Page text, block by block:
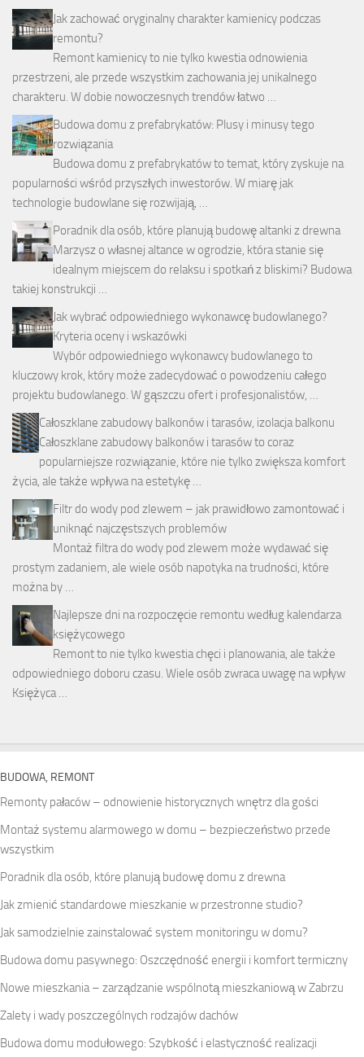
Jak zachować oryginalny charakter kamienicy podczas
remontu?
Remont kamienicy to nie tylko kwestia odnowienia
przestrzeni, ale przede wszystkim zachowania jej unikalnego
charakteru. W dobie nowoczesnych trendów łatwo …
Budowa domu z prefabrykatów: Plusy i minusy tego
rozwiązania
Budowa domu z prefabrykatów to temat, który zyskuje na
popularności wśród przyszłych inwestorów. W miarę jak
technologie budowlane się rozwijają, …
Poradnik dla osób, które planują budowę altanki z drewna
Marzysz o własnej altance w ogrodzie, która stanie się
idealnym miejscem do relaksu i spotkań z bliskimi? Budowa
takiej konstrukcji …
Jak wybrać odpowiedniego wykonawcę budowlanego?
Kryteria oceny i wskazówki
Wybór odpowiedniego wykonawcy budowlanego to
kluczowy krok, który może zadecydować o powodzeniu całego
projektu budowlanego. W gąszczu ofert i profesjonalistów, …
Całoszklane zabudowy balkonów i tarasów, izolacja balkonu
Całoszklane zabudowy balkonów i tarasów to coraz
popularniejsze rozwiązanie, które nie tylko zwiększa komfort
życia, ale także wpływa na estetykę …
Filtr do wody pod zlewem – jak prawidłowo zamontować i
uniknąć najczęstszych problemów
Montaż filtra do wody pod zlewem może wydawać się
prostym zadaniem, ale wiele osób napotyka na trudności, które
można by …
Najlepsze dni na rozpoczęcie remontu według kalendarza
księżycowego
Remont to nie tylko kwestia chęci i planowania, ale także
odpowiedniego doboru czasu. Wiele osób zwraca uwagę na wpływ
Księżyca …
BUDOWA, REMONT
Remonty pałaców – odnowienie historycznych wnętrz dla gości
Montaż systemu alarmowego w domu – bezpieczeństwo przede
wszystkim
Poradnik dla osób, które planują budowę domu z drewna
Jak zmienić standardowe mieszkanie w przestronne studio?
Jak samodzielnie zainstalować system monitoringu w domu?
Budowa domu pasywnego: Oszczędność energii i komfort termiczny
Nowe mieszkania – zarządzanie wspólnotą mieszkaniową w Zabrzu
Zalety i wady poszczególnych rodzajów dachów
Budowa domu modułowego: Szybkość i elastyczność realizacji